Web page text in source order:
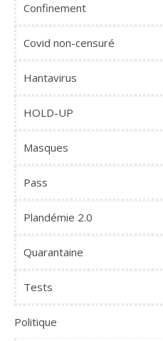
Confinement
Covid non-censuré
Hantavirus
HOLD-UP
Masques
Pass
Plandémie 2.0
Quarantaine
Tests
Politique